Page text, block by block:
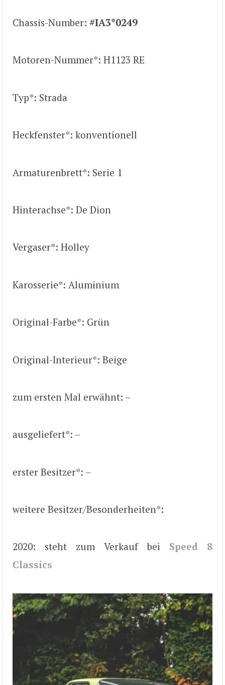
Chassis-Number: #IA3*0249
Motoren-Nummer*: H1123 RE
Typ*: Strada
Heckfenster*: konventionell
Armaturenbrett*: Serie 1
Hinterachse*: De Dion
Vergaser*: Holley
Karosserie*: Aluminium
Original-Farbe*: Grün
Original-Interieur*: Beige
zum ersten Mal erwähnt: –
ausgeliefert*: –
erster Besitzer*: –
weitere Besitzer/Besonderheiten*:
2020: steht zum Verkauf bei Speed 8
Classics